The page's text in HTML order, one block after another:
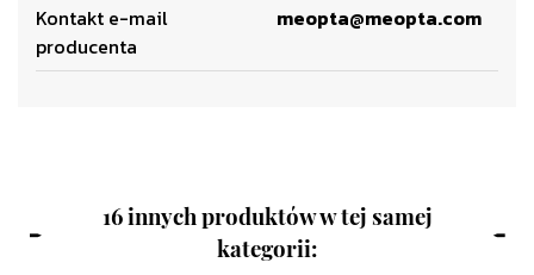
Kontakt e-mail
producenta
meopta@meopta.com
16 innych produktów w tej samej
kategorii: